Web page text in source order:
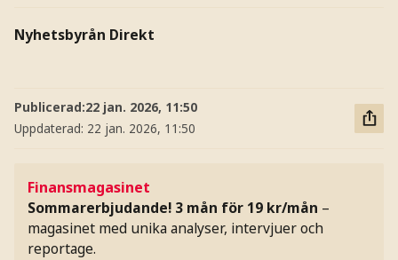
Nyhetsbyrån Direkt
Publicerad:22 jan. 2026, 11:50
Uppdaterad: 22 jan. 2026, 11:50
Finansmagasinet
Sommarerbjudande! 3 mån för 19 kr/mån –
magasinet med unika analyser, intervjuer och
reportage.